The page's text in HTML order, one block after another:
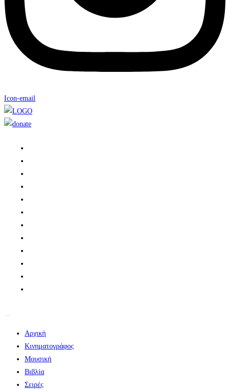
Icon-email
Αρχική
Κινηματογράφος
Μουσική
Βιβλία
Σειρές